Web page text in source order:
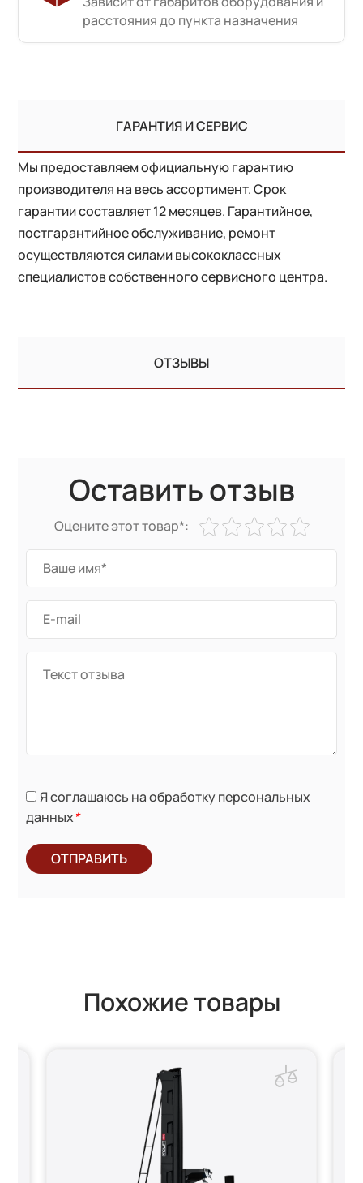
расстояния до пункта назначения
ГАРАНТИЯ И СЕРВИС
Мы предоставляем официальную гарантию
производителя на весь ассортимент. Срок
гарантии составляет 12 месяцев. Гарантийное,
постгарантийное обслуживание, ремонт
осуществляются силами высококлассных
специалистов собственного сервисного центра.
ОТЗЫВЫ
Оставить отзыв
Оцените этот товар*:
Я соглашаюсь на обработку персональных
данных*
ОТПРАВИТЬ
Похожие товары